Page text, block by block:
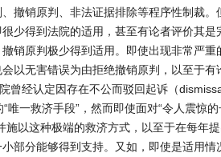
撤销原判、非法证据排除等程序性制裁。
少得到法院的适用，甚至有论者评价其是
销原判极少得到适用。即使出现非常严重
以无害错误为由拒绝撤销原判，以至于有
曾经认定因存在不公而驳回起诉（
一救济手段”，然而即使面对“令人震惊
以这种极端的救济方式，以至于在每年
部分能够得到支持。又如，即使是适用情